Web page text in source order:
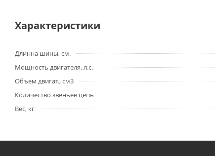
Характеристики
Длинна шины, см.
Мощность двигателя, л.с.
Объем двигат., см3
Количество звеньев цепь
Вес, кг